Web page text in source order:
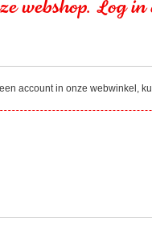
webshop. Log
account in onze webwinkel,